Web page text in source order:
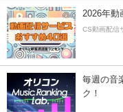
2026年動
CS動画配信
毎週の音
ク！